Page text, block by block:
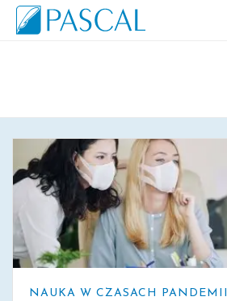
NAUKA W CZASACH PANDEMII